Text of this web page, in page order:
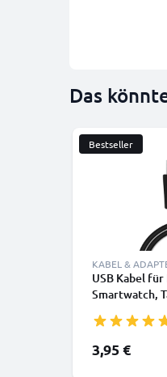
Das
Bestseller
KABEL &
USB Kabel
Smartwatch,
Datenkabel
3,95 €